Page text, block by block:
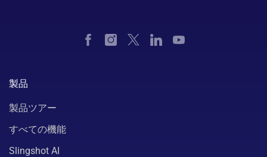
製品
製品ツアー
すべての機能
Slingshot AI